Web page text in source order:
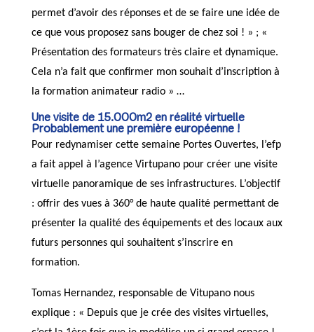
permet d’avoir des réponses et de se faire une idée de
ce que vous proposez sans bouger de chez soi ! » ; «
Présentation des formateurs très claire et dynamique.
Cela n’a fait que confirmer mon souhait d’inscription à
la formation animateur radio » …
Une visite de 15.000m2 en réalité virtuelle
Probablement une première européenne !
Pour redynamiser cette semaine Portes Ouvertes, l’efp
a fait appel à l’agence Virtupano pour créer une visite
virtuelle panoramique de ses infrastructures. L’objectif
: offrir des vues à 360° de haute qualité permettant de
présenter la qualité des équipements et des locaux aux
futurs personnes qui souhaitent s’inscrire en
formation.
Tomas Hernandez, responsable de Vitupano nous
explique : « Depuis que je crée des visites virtuelles,